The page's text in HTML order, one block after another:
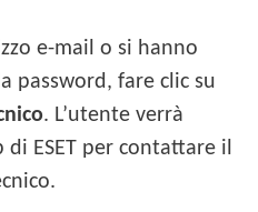
e-mail o si hanno
password, fare clic su
. L’utente verrà
ESET per contattare il